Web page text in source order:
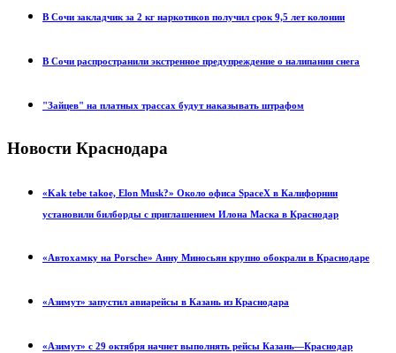
В Сочи закладчик за 2 кг наркотиков получил срок 9,5 лет колонии
В Сочи распространили экстренное предупреждение о налипании снега
"Зайцев" на платных трассах будут наказывать штрафом
Новости Краснодара
«Kak tebe takoe, Elon Musk?» Около офиса SpaceX в Калифорнии
установили билборды с приглашением Илона Маска в Краснодар
«Автохамку на Porsche» Анну Миносьян крупно обокрали в Краснодаре
«Азимут» запустил авиарейсы в Казань из Краснодара
«Азимут» с 29 октября начнет выполнять рейсы Казань—Краснодар